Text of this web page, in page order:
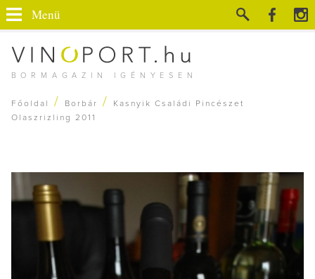
BORMAGAZIN IGÉNYESEN
Menü
Főoldal / Borbár /
Kasnyik Családi Pincészet
Olaszrizling 2011